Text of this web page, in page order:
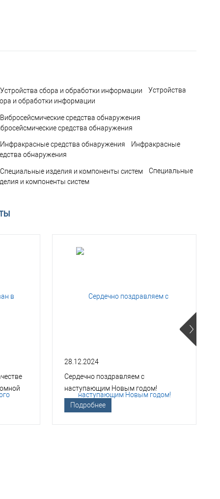
Устройства
и обработки информации
средства обнаружения
Инфракрасные
обнаружения
Специальные
и компоненты систем
28.12.2024
Сердечно поздравляем с
наступающим Новым годом!
Подробнее